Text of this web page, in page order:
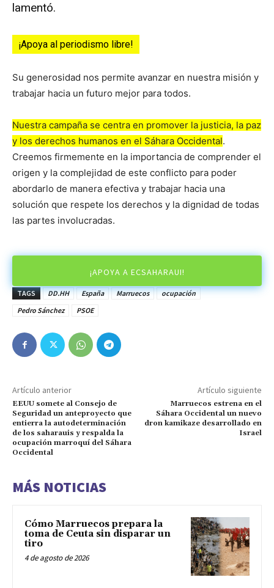
lamentó.
¡Apoya al periodismo libre!
Su generosidad nos permite avanzar en nuestra misión y
trabajar hacia un futuro mejor para todos.
Nuestra campaña se centra en promover la justicia, la paz
y los derechos humanos en el Sáhara Occidental.
Creemos firmemente en la importancia de comprender el
origen y la complejidad de este conflicto para poder
abordarlo de manera efectiva y trabajar hacia una
solución que respete los derechos y la dignidad de todas
las partes involucradas.
¡APOYA A ECSAHARAUI!
TAGS DD.HH España Marruecos
ocupación
Pedro Sánchez
PSOE
Artículo anterior
EEUU somete al Consejo de
Seguridad un anteproyecto que
entierra la autodeterminación
de los saharauis y respalda la
ocupación marroquí del Sáhara
Occidental
Artículo siguiente
Marruecos estrena en el
Sáhara Occidental un nuevo
dron kamikaze desarrollado en
Israel
MÁS NOTICIAS
Cómo Marruecos prepara la
toma de Ceuta sin disparar un
tiro
4 de agosto de 2026